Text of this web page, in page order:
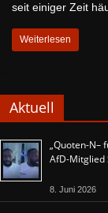
seit einiger Zeit
Weiterlesen
Aktuell
„Quoten-N–
AfD-Mitglied
8. Juni 2026